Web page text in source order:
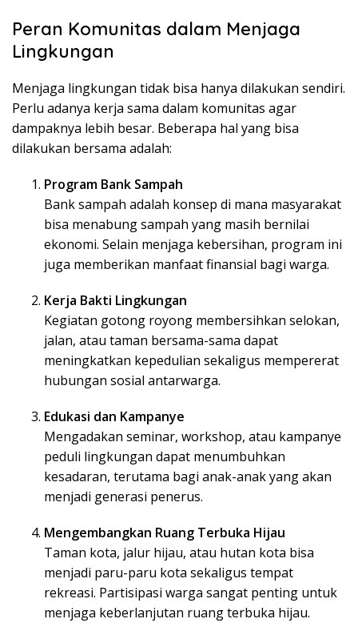
Peran Komunitas dalam Menjaga
Lingkungan
Menjaga lingkungan tidak bisa hanya dilakukan sendiri.
Perlu adanya kerja sama dalam komunitas agar
dampaknya lebih besar. Beberapa hal yang bisa
dilakukan bersama adalah:
Program Bank Sampah
Bank sampah adalah konsep di mana masyarakat
bisa menabung sampah yang masih bernilai
ekonomi. Selain menjaga kebersihan, program ini
juga memberikan manfaat finansial bagi warga.
Kerja Bakti Lingkungan
Kegiatan gotong royong membersihkan selokan,
jalan, atau taman bersama-sama dapat
meningkatkan kepedulian sekaligus mempererat
hubungan sosial antarwarga.
Edukasi dan Kampanye
Mengadakan seminar, workshop, atau kampanye
peduli lingkungan dapat menumbuhkan
kesadaran, terutama bagi anak-anak yang akan
menjadi generasi penerus.
Mengembangkan Ruang Terbuka Hijau
Taman kota, jalur hijau, atau hutan kota bisa
menjadi paru-paru kota sekaligus tempat
rekreasi. Partisipasi warga sangat penting untuk
menjaga keberlanjutan ruang terbuka hijau.